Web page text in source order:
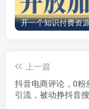
上一篇
抖音电商评论，0粉
引流，被动挣抖音